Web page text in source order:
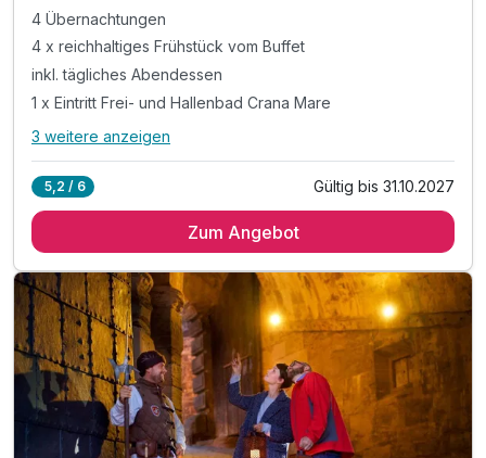
4 Übernachtungen
4 x reichhaltiges Frühstück vom Buffet
inkl. tägliches Abendessen
1 x Eintritt Frei- und Hallenbad Crana Mare
Alle Inklusivleistungen
4 x reichhaltiges Frühstück vom Buffet
1 x Eintritt Frei- und Hallenbad Crana Mare
inkl. Spielplatz im Festungsgarten
inkl. Parkplatznutzung
inkl. kostenfreies WLAN
3 weitere anzeigen
5,2 / 6 Gültig bis 31.10.2027
Zum Angebot